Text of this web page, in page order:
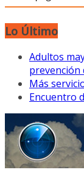
Lo Último
Adultos
prevención
Más
Encuentro